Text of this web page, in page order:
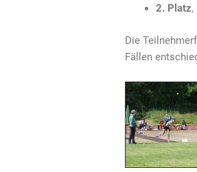
2. Platz,
Die
Fällen